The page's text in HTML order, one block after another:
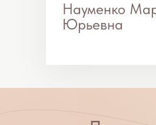
Также при помощи ботулинотерапии
можно избавиться от гипергидроза –
повышенной потливости подмышек,